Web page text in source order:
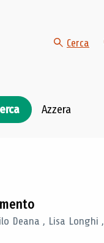
Cerca
Azzera
Deana , Lisa Longhi ,